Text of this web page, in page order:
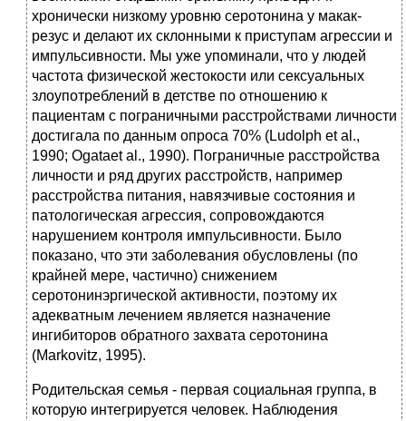
хронически низкому уровню серотонина у макак-
резус и делают их склонными к приступам агрессии и
импульсивности. Мы уже упоминали, что у людей
частота физической жестокости или сексуальных
злоупотреблений в детстве по отношению к
пациентам с пограничными расстройствами личности
достигала по данным опроса 70% (Ludolph et al.,
1990; Ogataet al., 1990). Пограничные расстройства
личности и ряд других расстройств, например
расстройства питания, навязчивые состояния и
патологическая агрессия, сопровождаются
нарушением контроля импульсивности. Было
показано, что эти заболевания обусловлены (по
крайней мере, частично) снижением
серотонинэргической активности, поэтому их
адекватным лечением является назначение
ингибиторов обратного захвата серотонина
(Markovitz, 1995).
Родительская семья - первая социальная группа, в
которую интегрируется человек. Наблюдения